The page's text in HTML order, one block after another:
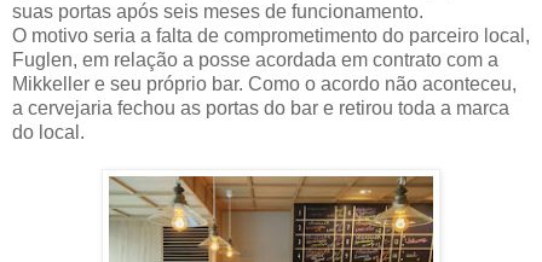
suas portas após seis meses de funcionamento.
O motivo seria a falta de comprometimento do parceiro local,
Fuglen, em relação a posse acordada em contrato com a
Mikkeller e seu próprio bar. Como o acordo não aconteceu,
a cervejaria fechou as portas do bar e retirou toda a marca
do local.